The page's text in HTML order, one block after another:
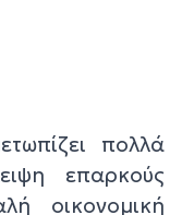
πολλά
επαρκούς
οικονομική